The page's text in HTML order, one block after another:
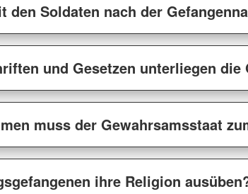
den Soldaten nach der
und Gesetzen unterliegen die
muss der Gewahrsamsstaat
ihre Religion